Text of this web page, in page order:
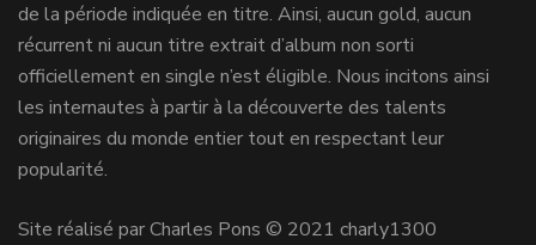
de la période indiquée en titre. Ainsi, aucun gold, aucun
récurrent ni aucun titre extrait d’album non sorti
officiellement en single n’est éligible. Nous incitons ainsi
les internautes à partir à la découverte des talents
originaires du monde entier tout en respectant leur
popularité.
Site réalisé par Charles Pons © 2021 charly1300